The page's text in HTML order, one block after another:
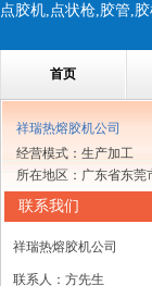
点胶机,点状枪,胶管,
首页
祥瑞热熔胶机公司
经营模式：生产加工
所在地区：广东省东莞
联系我们
祥瑞热熔胶机公司
联系人：方先生